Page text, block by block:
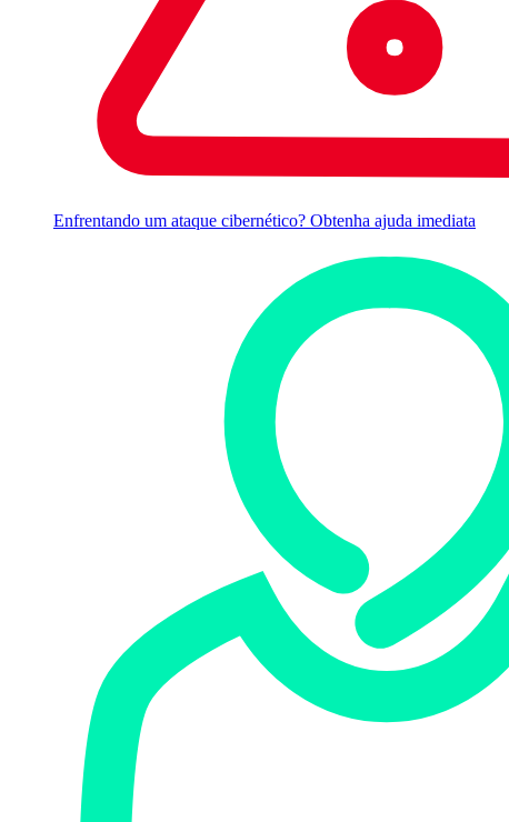
Enfrentando um ataque cibernético? Obtenha ajuda imediata